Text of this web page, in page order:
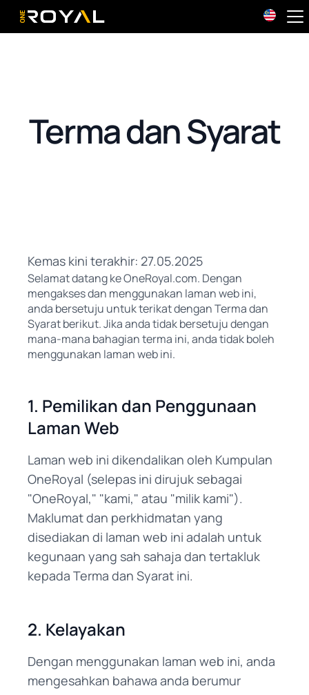
OneRoyal Home
Terma dan Syarat
Kemas kini terakhir: 27.05.2025
Selamat datang ke OneRoyal.com. Dengan
mengakses dan menggunakan laman web ini,
anda bersetuju untuk terikat dengan Terma dan
Syarat berikut. Jika anda tidak bersetuju dengan
mana-mana bahagian terma ini, anda tidak boleh
menggunakan laman web ini.
1. Pemilikan dan Penggunaan
Laman Web
Laman web ini dikendalikan oleh Kumpulan
OneRoyal (selepas ini dirujuk sebagai
"OneRoyal," "kami," atau "milik kami").
Maklumat dan perkhidmatan yang
disediakan di laman web ini adalah untuk
kegunaan yang sah sahaja dan tertakluk
kepada Terma dan Syarat ini.
2. Kelayakan
Dengan menggunakan laman web ini, anda
mengesahkan bahawa anda berumur